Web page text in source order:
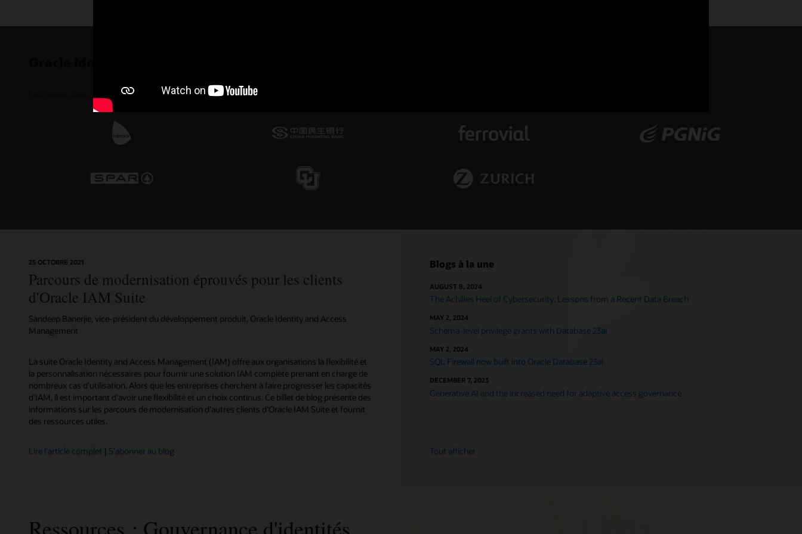
Les clients dans un large éventail de secteurs font confiance à Oracle Identity Governance pour gérer le cycle de vie complet des utilisateurs et le provisionnement.
25 OCTOBRE 2021
Parcours de modernisation éprouvés pour les clients
d'Oracle IAM Suite
Sandeep Banerjie, vice-président du développement produit, Oracle Identity and Access
Management
La suite Oracle Identity and Access Management (IAM) offre aux organisations la flexibilité et
la personnalisation nécessaires pour fournir une solution IAM complète prenant en charge de
nombreux cas d'utilisation. Alors que les entreprises cherchent à faire progresser les capacités
d'IAM, il est important d'avoir une flexibilité et un choix continus. Ce billet de blog présente des
informations sur les parcours de modernisation d'autres clients d'Oracle IAM Suite et fournit
des ressources utiles.
Lire l’article complet | S’abonner au blog
Blogs à la une
AUGUST 8, 2024
The Achilles Heel of Cybersecurity: Lessons from a Recent Data Breach
MAY 2, 2024
Schema-level privilege grants with Database 23ai
MAY 2, 2024
SQL Firewall now built into Oracle Database 23ai
DECEMBER 7, 2023
Generative AI and the increased need for adaptive access governance
Tout afficher
Ressources : Gouvernance d'identités